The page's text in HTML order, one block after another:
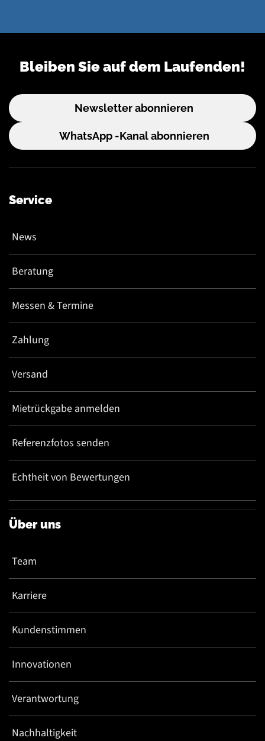
Bleiben Sie auf dem Laufenden!
Newsletter abonnieren
WhatsApp -Kanal abonnieren
Service
News
Beratung
Messen & Termine
Zahlung
Versand
Mietrückgabe anmelden
Referenzfotos senden
Echtheit von Bewertungen
Über uns
Team
Karriere
Kundenstimmen
Innovationen
Verantwortung
Nachhaltigkeit